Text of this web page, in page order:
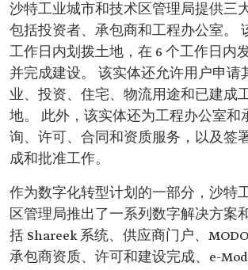
沙特工业城市和技术区管理局提供三
包括投资者、承包商和工程办公室。
工作日内划拨土地，在 6 个工作日内
并完成建设。 该实体还允许用户申请
业、投资、住宅、物流用途和已建成
地。 此外，该实体还为工程办公室和
询、许可、合同和资质服务，以及签
成和批准工作。
作为数字化转型计划的一部分，沙特
区管理局推出了一系列数字解决方案
括 Shareek 系统、供应商门户、
承包商资质、许可和建设完成、e-